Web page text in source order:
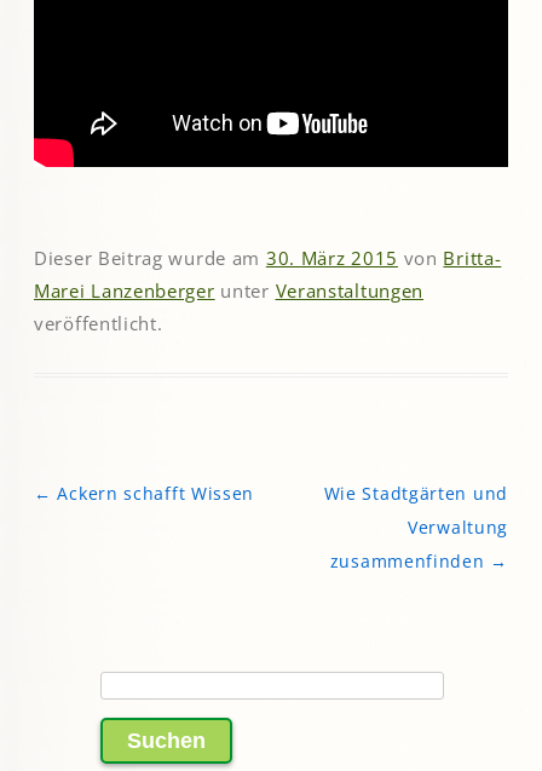
Dieser Beitrag wurde am 30. März 2015 von Britta-
Marei Lanzenberger unter Veranstaltungen
veröffentlicht.
← Ackern schafft Wissen
Wie Stadtgärten und
Verwaltung
zusammenfinden →
nach: